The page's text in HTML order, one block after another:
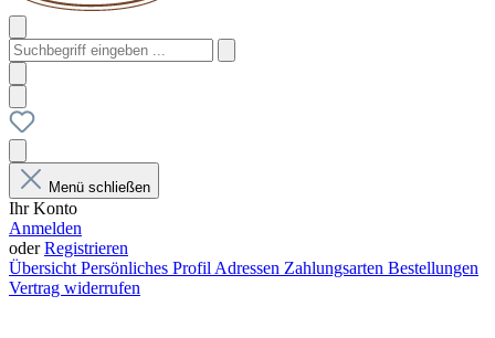
Menü schließen
Ihr Konto
Anmelden
oderRegistrieren
Übersicht Persönliches Profil Adressen Zahlungsarten Bestellungen
Vertrag widerrufen